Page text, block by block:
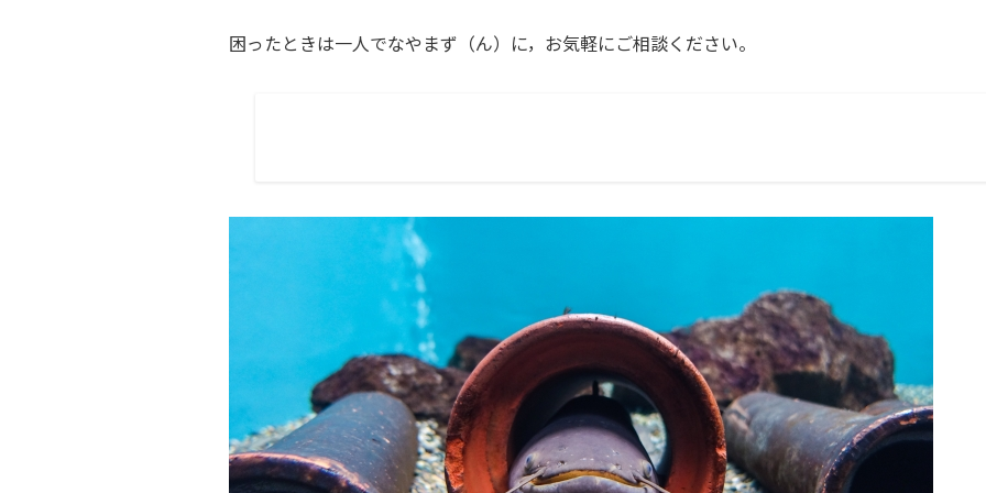
困ったときは一人でなやまず（ん）に，お気軽にご相談ください。